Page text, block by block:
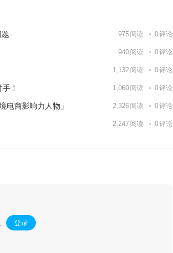
975 阅读 0评论
940 阅读 0评论
1,132 阅读 0评论
！ 1,060 阅读 0评论
电商影响力人物」 2,326 阅读 0评论
2,247 阅读 0评论
登录 。